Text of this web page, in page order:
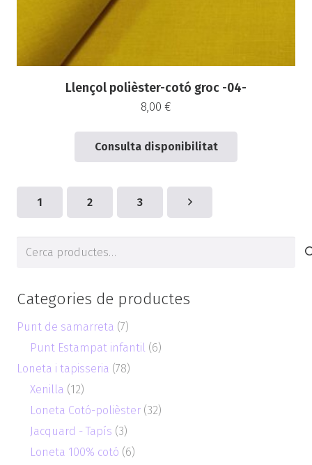
Llençol polièster-cotó groc -04-
8,00 €
Consulta disponibilitat
1 2 3
Cerca
Categories de productes
Punt de samarreta (7)
Punt Estampat infantil (6)
Loneta i tapisseria (78)
Xenilla (12)
Loneta Cotó-polièster (32)
Jacquard - Tapís (3)
Loneta 100% cotó (6)